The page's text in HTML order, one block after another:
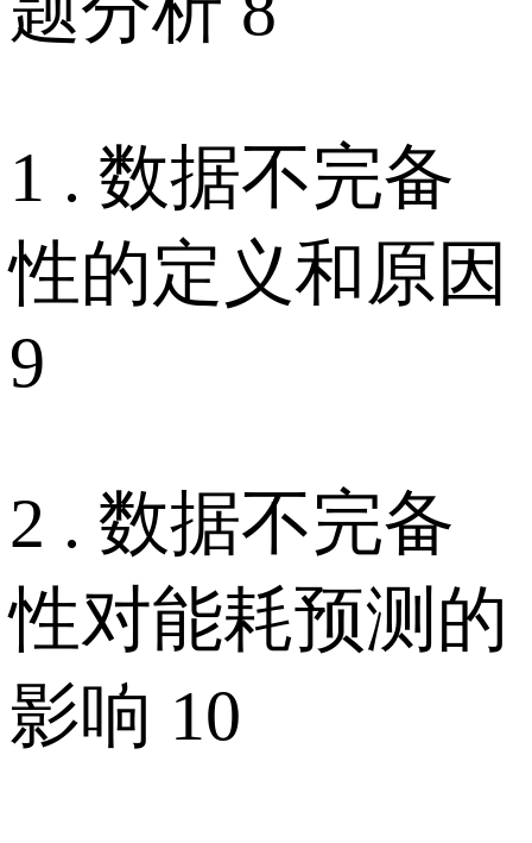
1 . 数据不完备
性的定义和原因
9
2 . 数据不完备
性对能耗预测的
影响 10